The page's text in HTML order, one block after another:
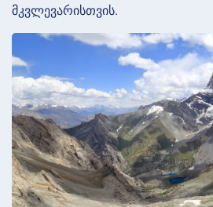
მკვლევარისთვის.